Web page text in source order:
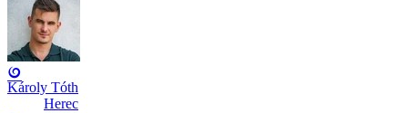
Károly Tóth
Herec